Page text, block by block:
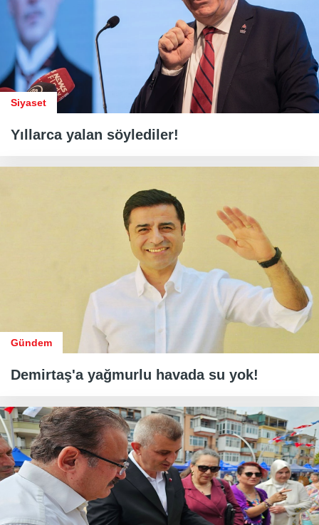
Siyaset
Yıllarca yalan söylediler!
Gündem
Demirtaş'a yağmurlu havada su yok!